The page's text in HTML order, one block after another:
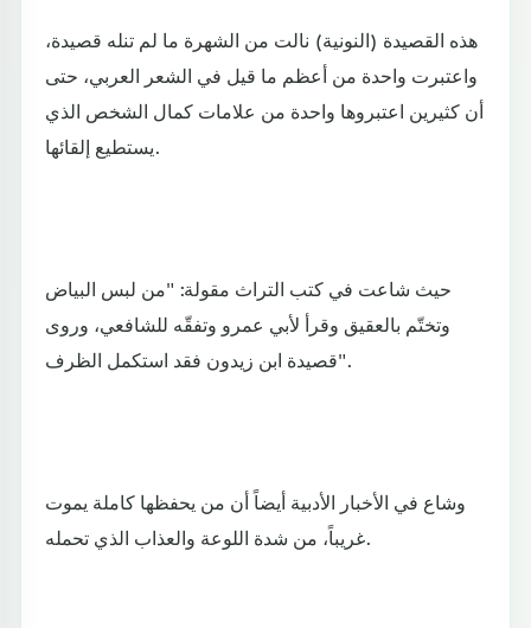
هذه القصيدة (النونية) نالت من الشهرة ما لم تنله قصيدة،
واعتبرت واحدة من أعظم ما قيل في الشعر العربي، حتى
أن كثيرين اعتبروها واحدة من علامات كمال الشخص الذي
يستطيع إلقائها.
حيث شاعت في كتب التراث مقولة: "من لبس البياض
وتختّم بالعقيق وقرأ لأبي عمرو وتفقّه للشافعي، وروى
قصيدة ابن زيدون فقد استكمل الظرف".
وشاع في الأخبار الأدبية أيضاً أن من يحفظها كاملة يموت
غريباً، من شدة اللوعة والعذاب الذي تحمله.